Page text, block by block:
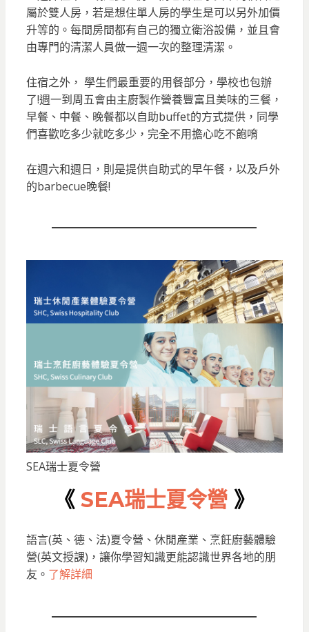
屬於雙人房，若是想住單人房的學生是可以另外加價
升等的。每間房間都有自己的獨立衛浴設備，並且會
由專門的清潔人員做一週一次的整理清潔。
住宿之外， 學生們最重要的用餐部分，學校也包辦
了!週一到周五會由主廚製作營養豐富且美味的三餐，
早餐、中餐、晚餐都以自助buffet的方式提供，同學
們喜歡吃多少就吃多少，完全不用擔心吃不飽唷
在週六和週日，則是提供自助式的早午餐，以及戶外
的barbecue晚餐!
SEA瑞士夏令營
《 SEA瑞士夏令營 》
語言(英、德、法)夏令營、休閒產業、烹飪廚藝體驗
營(英文授課)，讓你學習知識更能認識世界各地的朋
友。 了解詳細